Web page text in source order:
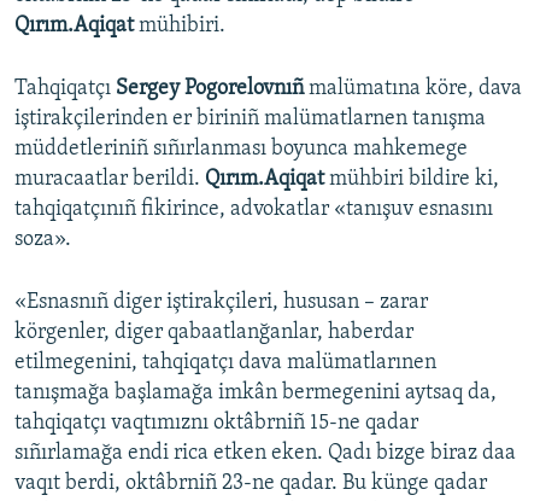
Qırım.Aqiqatmühibiri.
Tahqiqatçı Sergey Pogorelovnıñmalümatına köre, dava
iştirakçilerinden er biriniñ malümatlarnen tanışma
müddetleriniñ sıñırlanması boyunca mahkemege
muracaatlar berildi. Qırım.Aqiqatmühbiri bildire ki,
tahqiqatçınıñ fikirince, advokatlar «tanışuv esnasını
soza».
«Esnasnıñ diger iştirakçileri, hususan – zarar
körgenler, diger qabaatlanğanlar, haberdar
etilmegenini, tahqiqatçı dava malümatlarınen
tanışmağa başlamağa imkân bermegenini aytsaq da,
tahqiqatçı vaqtımıznı oktâbrniñ 15-ne qadar
sıñırlamağa endi rica etken eken. Qadı bizge biraz daa
vaqıt berdi, oktâbrniñ 23-ne qadar. Bu künge qadar